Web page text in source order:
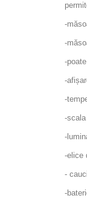
-
-
-
-
-
-
-
-elice
-
-